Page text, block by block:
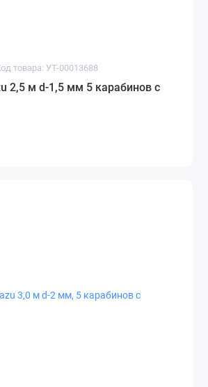
товара: УТ-00013688
2,5 м d-1,5 мм 5 карабинов с